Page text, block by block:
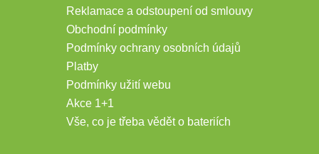
Reklamace a odstoupení od smlouvy
Obchodní podmínky
Podmínky ochrany osobních údajů
Platby
Podmínky užití webu
Akce 1+1
Vše, co je třeba vědět o bateriích